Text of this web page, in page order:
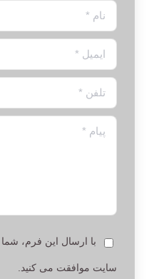
نام *
ایمیل *
تلفن *
پیام *
با ارسال این فرم،
سایت موافقت می کنید.